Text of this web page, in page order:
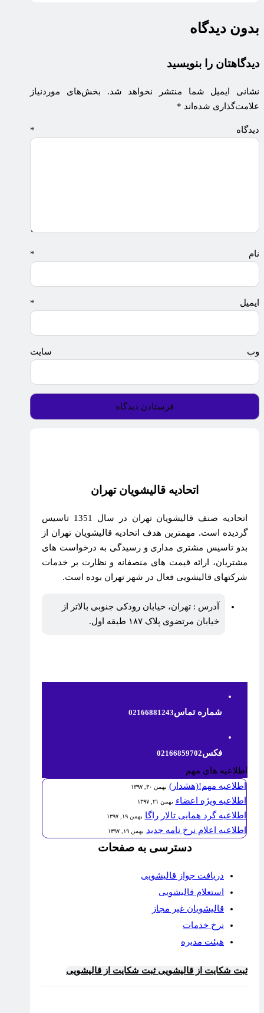
بدون دیدگاه
دیدگاهتان را بنویسید
نشانی ایمیل شما منتشر نخواهد شد.
بخش‌های موردنیاز
علامت‌گذاری شده‌اند *
دیدگاه *
نام *
ایمیل *
وب‌ سایت
اتحادیه قالیشویان تهران
اتحادیه صنف قالیشویان تهران در سال 1351 تاسیس
گردیده است. مهمترین هدف اتحادیه قالیشویان تهران از
بدو تاسیس مشتری مداری و رسیدگی به درخواست های
مشتریان، ارائه قیمت های منصفانه و نظارت بر خدمات
شرکتهای قالیشویی فعال در شهر تهران بوده است.
آدرس : تهران، خیابان رودکی جنوبی بالاتر از
خیابان مرتضوی پلاک ۱۸۷ طبقه اول.
شماره تماس02166881243
فکس02166859702
اطلاعیه های مهم
اطلاعیه مهم!(هشدار) بهمن ۳۰, ۱۳۹۷
اطلاعیه ویژه اعضاء بهمن ۲۱, ۱۳۹۷
اطلاعیه گرد همایی تالار راگا بهمن ۱۹, ۱۳۹۷
اطلاعیه اعلام نرخ نامه جدید بهمن ۱۹, ۱۳۹۷
دسترسی به صفحات
دریافت جواز قالیشویی
استعلام قالیشویی
قالیشویان غیر مجاز
نرخ خدمات
هیئت مدیره
ثبت شکایت از قالیشوییثبت شکایت از قالیشویی